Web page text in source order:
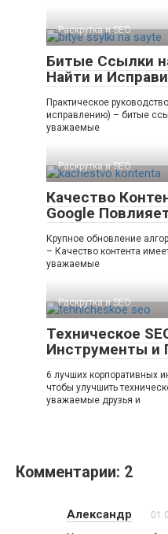
Раскрутка и SEO
Битые Ссылки
Найти и
Практическое
исправлению) – битые
уважаемые
Раскрутка и SEO
Качество
Google
Крупное обновление
– Качество контента
уважаемые
Раскрутка и SEO
Техническое
Инструменты и
6 лучших корпоративных
чтобы улучшить
уважаемые друзья и
Комментарии: 2
Александр